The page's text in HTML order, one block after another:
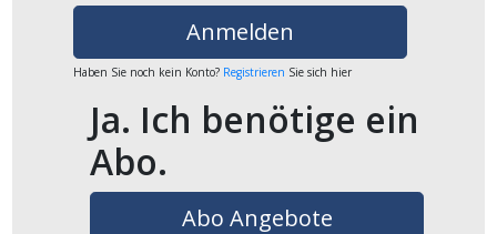
Anmelden
Haben Sie noch kein Konto? Registrieren Sie sich hier
Ja. Ich benötige ein
Abo.
Abo Angebote